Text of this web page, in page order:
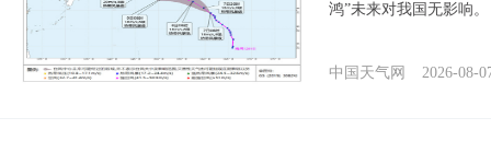
鸿”未来对我国无影响。
中国天气网 2026-08-